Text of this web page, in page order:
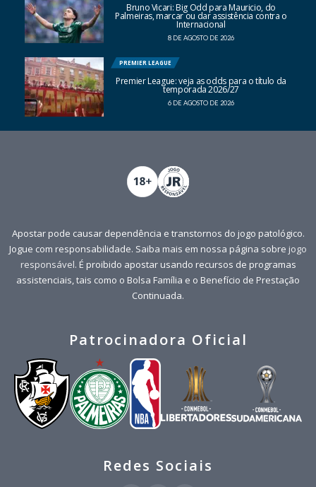
Bruno Vicari: Big Odd para Mauricio, do
Palmeiras, marcar ou dar assistência contra o
Internacional
8 DE AGOSTO DE 2026
PREMIER LEAGUE
Premier League: veja as odds para o título da
temporada 2026/27
6 DE AGOSTO DE 2026
Apostar pode causar dependência e transtornos do jogo patológico.
Jogue com responsabilidade. Saiba mais em nossa página sobre jogo
responsável. É proibido apostar usando recursos de programas
assistenciais, tais como o Bolsa Família e o Benefício de Prestação
Continuada.
Patrocinadora Oficial
Redes Sociais